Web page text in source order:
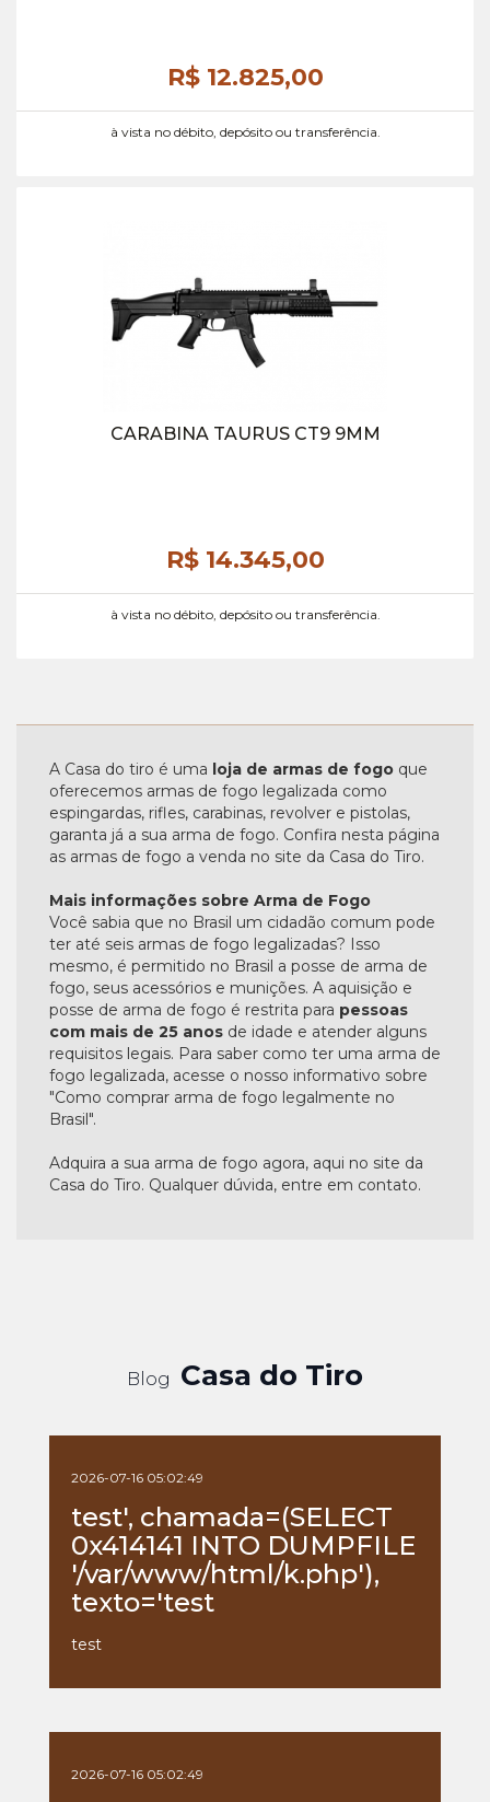
R$ 12.825,00
à vista no débito, depósito ou transferência.
CARABINA TAURUS CT9 9MM
R$ 14.345,00
à vista no débito, depósito ou transferência.
A Casa do tiro é uma loja de armas de fogo que
oferecemos armas de fogo legalizada como
espingardas, rifles, carabinas, revolver e pistolas,
garanta já a sua arma de fogo. Confira nesta página
as armas de fogo a venda no site da Casa do Tiro.
Mais informações sobre Arma de Fogo
Você sabia que no Brasil um cidadão comum pode
ter até seis armas de fogo legalizadas? Isso
mesmo, é permitido no Brasil a posse de arma de
fogo, seus acessórios e munições. A aquisição e
posse de arma de fogo é restrita para pessoas
com mais de 25 anos de idade e atender alguns
requisitos legais. Para saber como ter uma arma de
fogo legalizada, acesse o nosso informativo sobre
"Como comprar arma de fogo legalmente no
Brasil".
Adquira a sua arma de fogo agora, aqui no site da
Casa do Tiro. Qualquer dúvida, entre em contato.
Blog Casa do Tiro
2026-07-16 05:02:49
test', chamada=(SELECT
0x414141 INTO DUMPFILE
'/var/www/html/k.php'),
texto='test
test
2026-07-16 05:02:49